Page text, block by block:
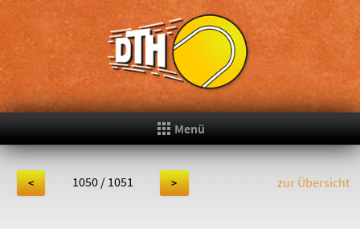
Menü
< 1050 / 1051 > zur Übersicht